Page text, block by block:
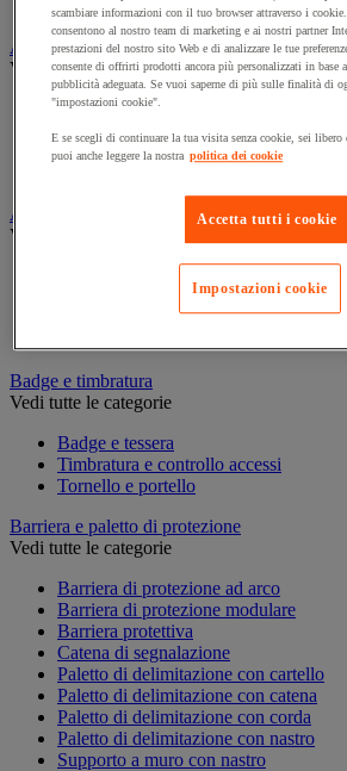
Contenitore di sicurezza
Assorbente industriale
Vedi tutte le categorie
Assorbente
Barriera anti-inquinamento e sistema
perdite
Attrezzatura e mobili per studi medici
Vedi tutte le categorie
Lettino, paravento e sedia per studi
Materiale per diagnosi di medicina
Badge e timbratura
Vedi tutte le categorie
Badge e tessera
Timbratura e controllo accessi
Tornello e portello
Barriera e paletto di protezione
Vedi tutte le categorie
Barriera di protezione ad arco
Barriera di protezione modulare
Barriera protettiva
Catena di segnalazione
Paletto di delimitazione con cartello
Paletto di delimitazione con catena
Paletto di delimitazione con corda
Paletto di delimitazione con nastro
Supporto a muro con nastro
scambiare informazioni con il tuo browser attraverso i
consentono al nostro team di marketing e ai nostri partner
prestazioni del nostro sito Web e di analizzare le tue
consente di offrirti prodotti ancora più personalizzati in base
pubblicità adeguata. Se vuoi saperne di più sulle finalità di
"impostazioni cookie".
E se scegli di continuare la tua visita senza cookie, sei
puoi anche leggere la nostra politica dei cookie
Accetta tutti i cookie
Impostazioni cookie